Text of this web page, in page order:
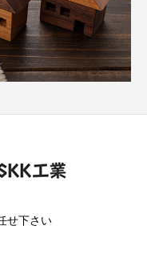
せ下さい